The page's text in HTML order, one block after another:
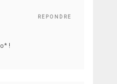
REPONDRE
!